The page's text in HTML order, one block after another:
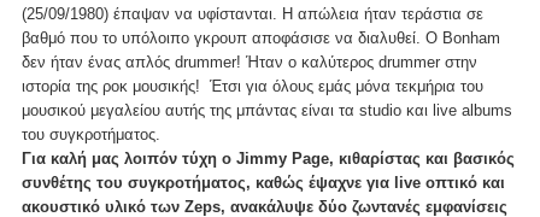
(25/09/1980) έπαψαν να υφίστανται. Η απώλεια ήταν τεράστια σε
βαθμό που το υπόλοιπο γκρουπ αποφάσισε να διαλυθεί. Ο Bonham
δεν ήταν ένας απλός drummer! Ήταν ο καλύτερος drummer στην
ιστορία της ροκ μουσικής! Έτσι για όλους εμάς μόνα τεκμήρια του
μουσικού μεγαλείου αυτής της μπάντας είναι τα studio και live albums
του συγκροτήματος.
Για καλή μας λοιπόν τύχη ο Jimmy Page, κιθαρίστας και βασικός
συνθέτης του συγκροτήματος, καθώς έψαχνε για live οπτικό και
ακουστικό υλικό των Zeps, ανακάλυψε δύο ζωντανές εμφανίσεις